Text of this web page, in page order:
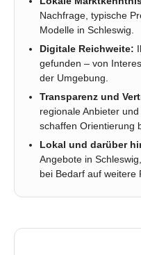
Nachfrage, typische
Modelle in Schleswig.
Digitale Reichweite:
gefunden – von
der Umgebung.
Transparenz und
regionale Anbieter
schaffen Orientierung
Lokal und darüber
Angebote in
bei Bedarf auf weitere